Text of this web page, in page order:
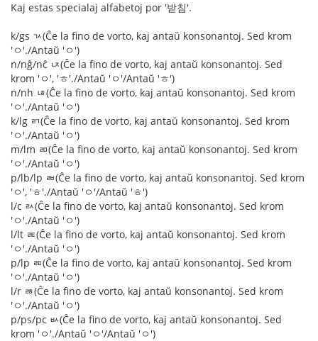
Kaj estas specialaj alfabetoj por '받침'.
k/gs ㄳ(Ĉe la fino de vorto, kaj antaŭ konsonantoj. Sed krom
'ㅇ'./Antaŭ 'ㅇ')
n/nĝ/nĉ ㄵ(Ĉe la fino de vorto, kaj antaŭ konsonantoj. Sed
krom 'ㅇ', 'ㅎ'./Antaŭ 'ㅇ'/Antaŭ 'ㅎ')
n/nh ㄶ(Ĉe la fino de vorto, kaj antaŭ konsonantoj. Sed krom
'ㅇ'./Antaŭ 'ㅇ')
k/lg ㄺ(Ĉe la fino de vorto, kaj antaŭ konsonantoj. Sed krom
'ㅇ'./Antaŭ 'ㅇ')
m/lm ㄻ(Ĉe la fino de vorto, kaj antaŭ konsonantoj. Sed krom
'ㅇ'./Antaŭ 'ㅇ')
p/lb/lp ㄼ(Ĉe la fino de vorto, kaj antaŭ konsonantoj. Sed krom
'ㅇ', 'ㅎ'./Antaŭ 'ㅇ'/Antaŭ 'ㅎ')
l/c ㄽ(Ĉe la fino de vorto, kaj antaŭ konsonantoj. Sed krom
'ㅇ'./Antaŭ 'ㅇ')
l/lt ㄾ(Ĉe la fino de vorto, kaj antaŭ konsonantoj. Sed krom
'ㅇ'./Antaŭ 'ㅇ')
p/lp ㄿ(Ĉe la fino de vorto, kaj antaŭ konsonantoj. Sed krom
'ㅇ'./Antaŭ 'ㅇ')
l/r ㅀ(Ĉe la fino de vorto, kaj antaŭ konsonantoj. Sed krom
'ㅇ'./Antaŭ 'ㅇ')
p/ps/pc ㅄ(Ĉe la fino de vorto, kaj antaŭ konsonantoj. Sed
krom 'ㅇ'./Antaŭ 'ㅇ'/Antaŭ 'ㅇ')